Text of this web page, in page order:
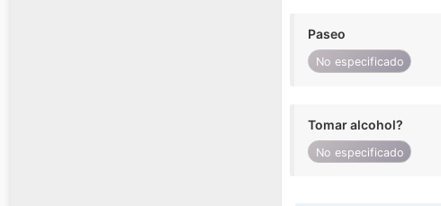
Paseo
No especificado
Tomar alcohol?
No especificado